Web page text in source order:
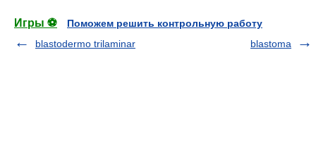
Игры ⚽
Поможем решить контрольную работу
blastodermo trilaminar
blastoma